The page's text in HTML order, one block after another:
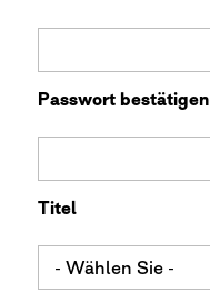
Passwort bestätigen
Titel